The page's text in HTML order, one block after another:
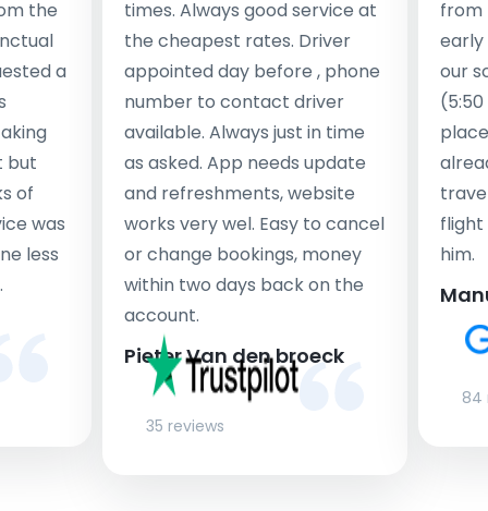
the
a
but
of
was
less
times. Always good service at
the cheapest rates. Driver
appointed day before , phone
number to contact driver
available. Always just in time
as asked. App needs update
and refreshments, website
works very wel. Easy to cancel
or change bookings, money
within two days back on the
account.
Pieter Van den broeck
35 reviews
from
early
our
flight
him.
84